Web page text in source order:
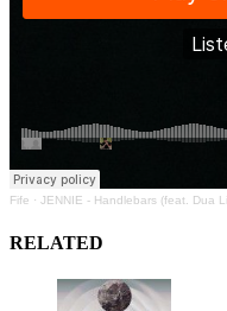
Fife · JENNIE - Handlebars (feat. Dua
RELATED